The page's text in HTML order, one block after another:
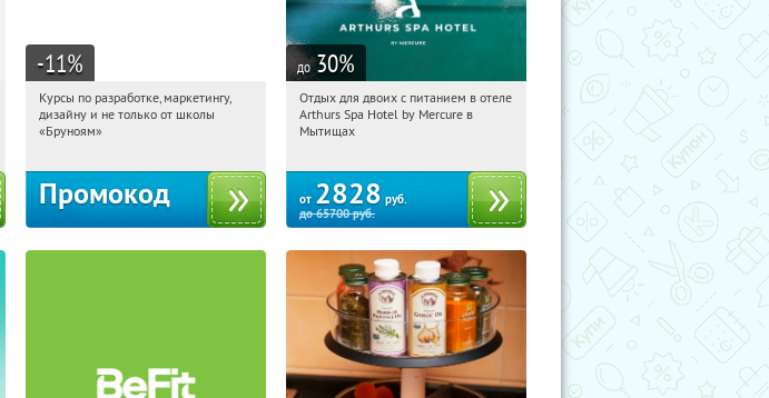
-11%
11:28:23
Получи первым!
Россия
Курсы по разработке, маркетингу,
дизайну и не только от школы
«Бруноям»
Промокод
до 30%
11:28:23
Купи первым!
Московская обл., г. Мытищи, д.
Отдых для двоих с питанием в отеле
Arthurs Spa Hotel by Mercure в
Мытищах
от 2828 руб.
до65700руб.